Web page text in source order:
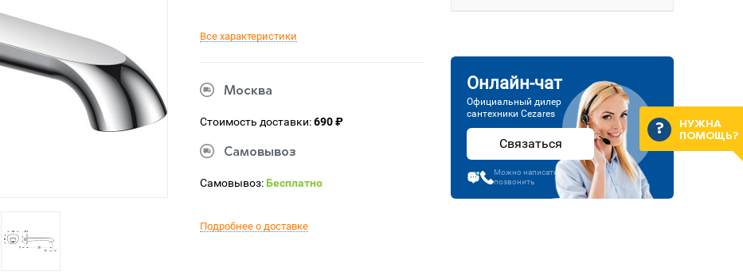
Все характеристики
Москва
Стоимость доставки:690 ₽
Самовывоз
Самовывоз:Бесплатно
Подробнее о доставке
Онлайн-чат
Официальный дилер
сантехники Cezares
Связаться
Можно написать или
позвонить
НУЖНА
ПОМОЩЬ?